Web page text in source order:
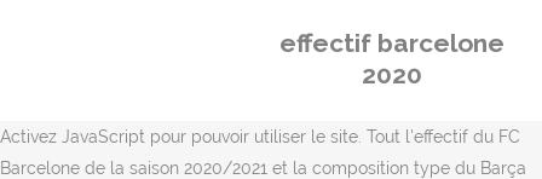
effectif barcelone
2020
Activez JavaScript pour pouvoir utiliser le site. Tout l'effectif du FC
Barcelone de la saison 2020/2021 et la composition type du Barça